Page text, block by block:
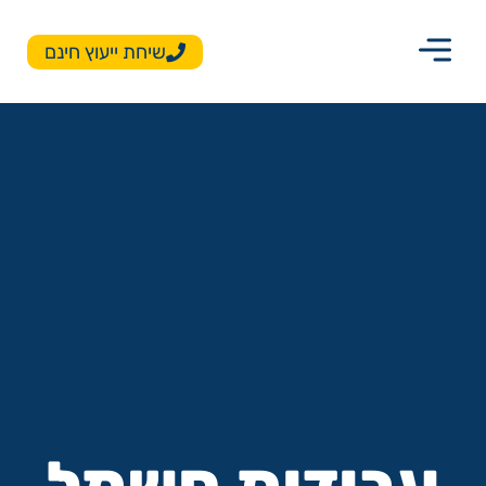
שיחת ייעוץ חינם